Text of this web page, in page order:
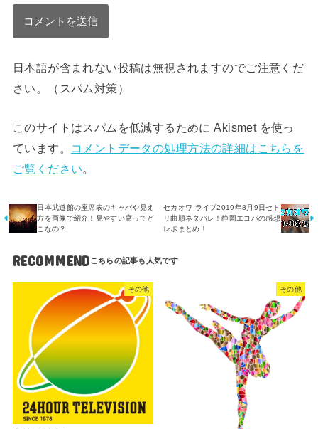
日本語が含まれない投稿は無視されますのでご注意くだ
さい。（スパム対策）
このサイトはスパムを低減するために Akismet を使っ
ています。
コメントデータの処理方法の詳細はこちらを
ご覧ください。
日本武道館の座席表のキャパや見え
方を画像で紹介！見やすい席ってど
こなの？
セカオワ ライブ2019年8月9日セト
リ曲順ネタバレ！静岡エコパの感想
レポまとめ！
RECOMMEND
その他 その他